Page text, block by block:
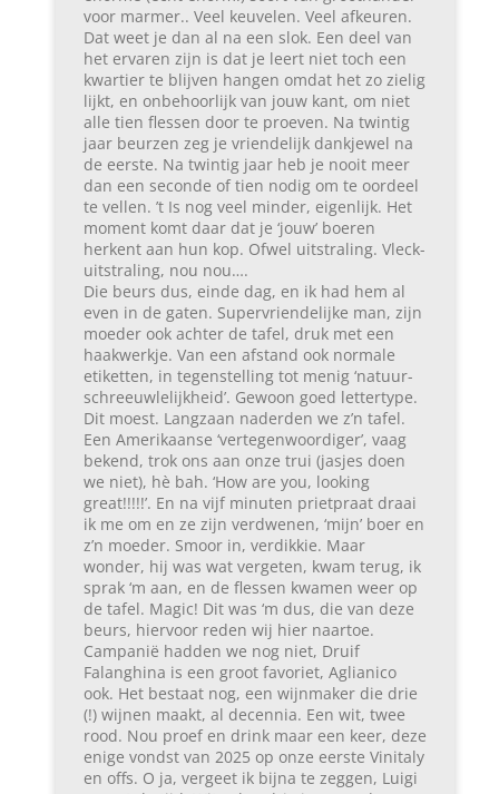
voor marmer.. Veel keuvelen. Veel afkeuren.
Dat weet je dan al na een slok. Een deel van
het ervaren zijn is dat je leert niet toch een
kwartier te blijven hangen omdat het zo zielig
lijkt, en onbehoorlijk van jouw kant, om niet
alle tien flessen door te proeven. Na twintig
jaar beurzen zeg je vriendelijk dankjewel na
de eerste. Na twintig jaar heb je nooit meer
dan een seconde of tien nodig om te oordeel
te vellen. ’t Is nog veel minder, eigenlijk. Het
moment komt daar dat je ‘jouw’ boeren
herkent aan hun kop. Ofwel uitstraling. Vleck-
uitstraling, nou nou….
Die beurs dus, einde dag, en ik had hem al
even in de gaten. Supervriendelijke man, zijn
moeder ook achter de tafel, druk met een
haakwerkje. Van een afstand ook normale
etiketten, in tegenstelling tot menig ‘natuur-
schreeuwlelijkheid’. Gewoon goed lettertype.
Dit moest. Langzaan naderden we z’n tafel.
Een Amerikaanse ‘vertegenwoordiger’, vaag
bekend, trok ons aan onze trui (jasjes doen
we niet), hè bah. ‘How are you, looking
great!!!!!’. En na vijf minuten prietpraat draai
ik me om en ze zijn verdwenen, ‘mijn’ boer en
z’n moeder. Smoor in, verdikkie. Maar
wonder, hij was wat vergeten, kwam terug, ik
sprak ‘m aan, en de flessen kwamen weer op
de tafel. Magic! Dit was ‘m dus, die van deze
beurs, hiervoor reden wij hier naartoe.
Campanië hadden we nog niet, Druif
Falanghina is een groot favoriet, Aglianico
ook. Het bestaat nog, een wijnmaker die drie
(!) wijnen maakt, al decennia. Een wit, twee
rood. Nou proef en drink maar een keer, deze
enige vondst van 2025 op onze eerste Vinitaly
en offs. O ja, vergeet ik bijna te zeggen, Luigi